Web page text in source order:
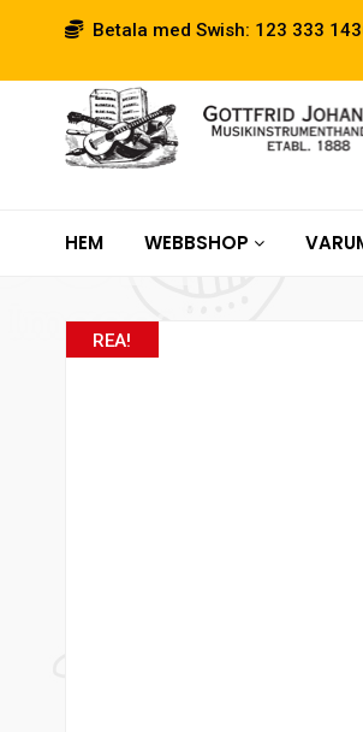
Betala med Swish: 123 333
HEM WEBBSHOP
REA!